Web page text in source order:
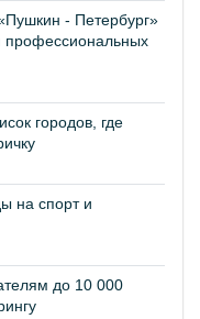
- Петербург»
профессиональных
городов, где
на спорт и
до 10 000